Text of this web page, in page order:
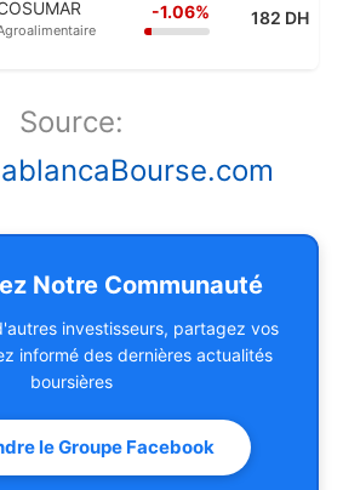
-1.06% 182 DH
Source:
Notre Communauté
investisseurs, partagez vos
informé des dernières actualités
boursières
le Groupe Facebook